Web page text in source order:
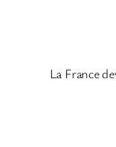
La France